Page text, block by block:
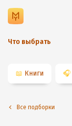
Что выбрать
📖 Книги 🎧
Все подборки